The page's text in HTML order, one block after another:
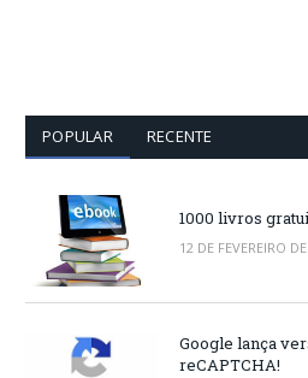
POPULAR RECENTE
1000 livros
12 DE FEVEREIRO
Google lança
reCAPTCHA!